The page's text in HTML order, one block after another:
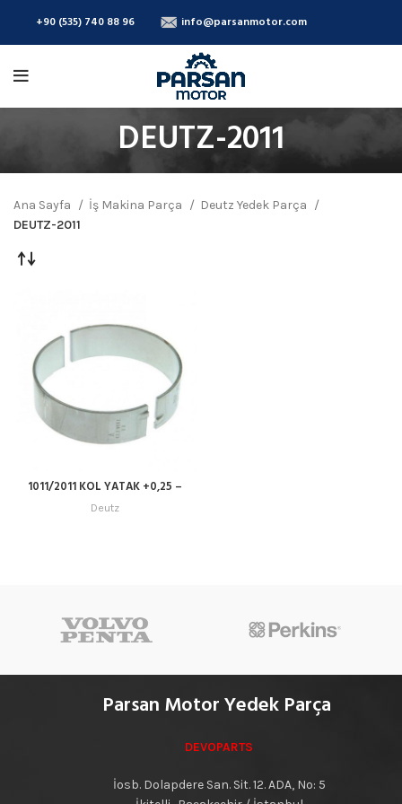
DEUTZ-2011
Ana Sayfa İş Makina Parça
Deutz Yedek Parça
DEUTZ-2011
1011/2011 KOL YATAK +0,25 –
04103655
Deutz
Parsan Motor Yedek Parça
DEVOPARTS
İosb. Dolapdere San. Sit. 12. ADA, No: 5
+90 (535) 740 88 96 info@parsanmotor.com